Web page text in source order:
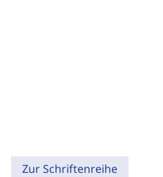
Zur Schriftenreihe